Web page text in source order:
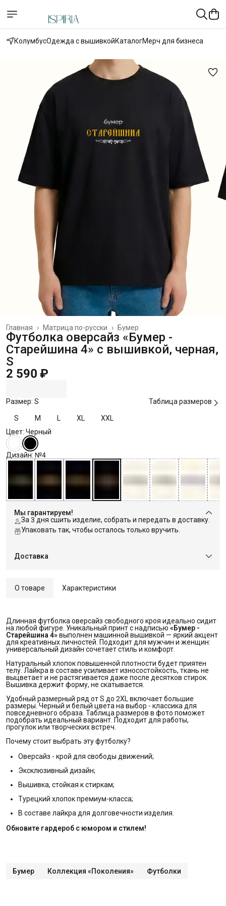
КолумбусОдежда с вышивкойКаталогМерч для бизнеса
Бумер
Матрица по-русски ›
Главная ›
Футболка оверсайз «Бумер -
Старейшина 4» с вышивкой, черная,
S
2 590 ₽
Размер: S Таблица размеров
S M L XL
XXL
Цвет: Черный
Дизайн: №4
Мы гарантируем!
За 3 дня сшить изделие, собрать и передать в доставку.
Упаковать так, чтобы осталось только вручить.
Доставка
О товаре Характеристики
Длинная футболка оверсайз свободного кроя идеально сидит
на любой фигуре. Уникальный принт с надписью «Бумер -
Старейшина 4»выполнен машинной вышивкой — яркий акцент
для креативных личностей. Подходит для мужчин и женщин:
универсальный дизайн сочетает стиль и комфорт.
Натуральный хлопок повышенной плотности будет приятен
телу. Лайкра в составе усиливает износостойкость, ткань не
выцветает и не растягивается даже после десятков стирок.
Вышивка держит форму, не скатывается.
Удобный размерный ряд от S до 2XL включает большие
размеры. Черный и белый цвета на выбор - классика для
повседневного образа. Таблица размеров в фото поможет
подобрать идеальный вариант. Подходит для работы,
прогулок или творческих встреч.
Почему стоит выбрать эту футболку?
Оверсайз - крой для свободы движений;
Эксклюзивный дизайн;
Вышивка, стойкая к стиркам;
Турецкий хлопок премиум-класса;
В составе лайкра для долговечности изделия.
Обновите гардероб с юмором и стилем!
Бумер Коллекция «Поколения» Футболки